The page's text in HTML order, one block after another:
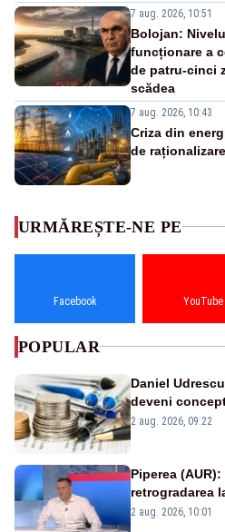
7 aug. 2026, 10:51
Bolojan:
funcționare a
de patru-cinci
scădea
7 aug. 2026, 10:43
Criza din
de
URMĂREȘTE-NE PE
Facebook YouTube
POPULAR
Daniel
deveni
viitoare?
2 aug. 2026, 09:22
Piperea
retrogradarea
catastrofă
2 aug. 2026, 10:01